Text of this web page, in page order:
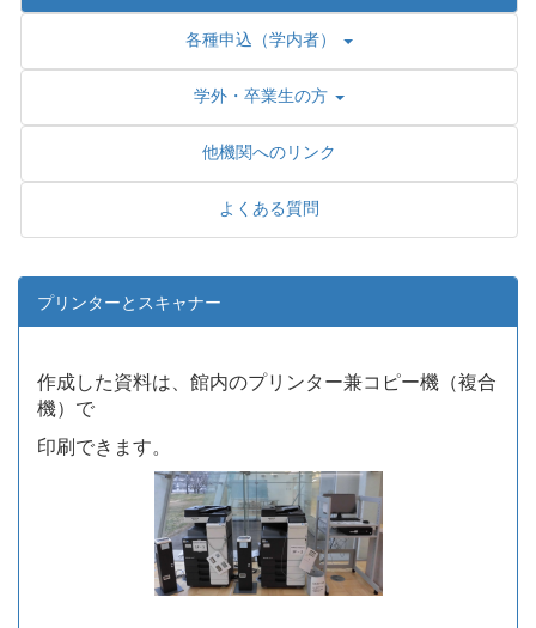
各種申込（学内者）
学外・卒業生の方
他機関へのリンク
よくある質問
プリンターとスキャナー
作成した資料は、館内のプリンター兼コピー機（複合
機）で
印刷できます。